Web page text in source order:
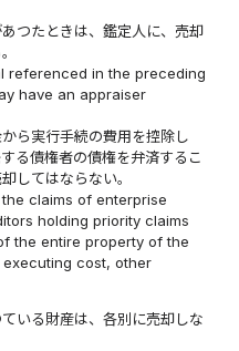
つたときは、鑑定人に、売却
referenced in the preceding
have an appraiser
ら実行手続の費用を控除し
る債権者の債権を弁済するこ
してはならない。
claims of enterprise
holding priority claims
the entire property of the
cost, other
いる財産は、各別に売却しな